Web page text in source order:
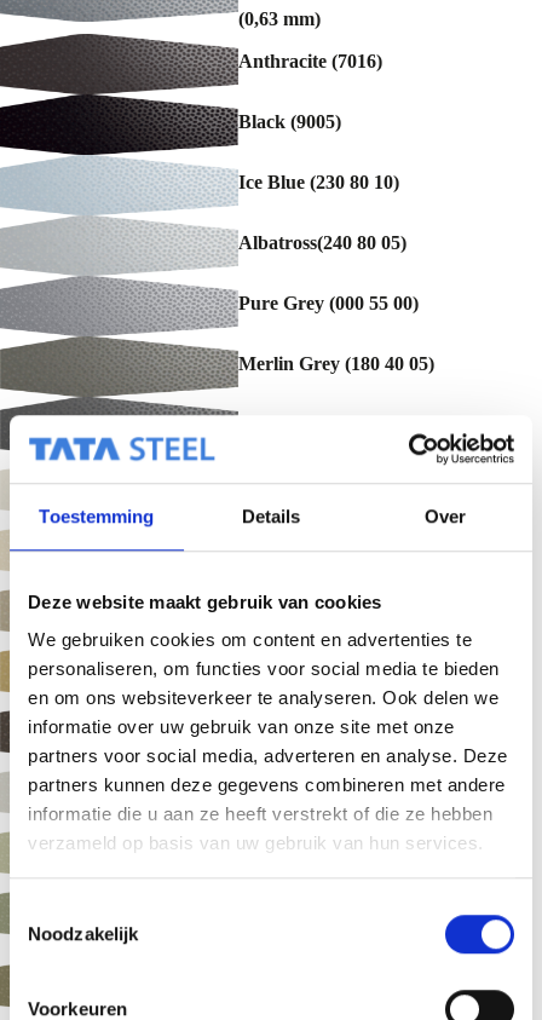
Toestemming Details Over
Deze website maakt gebruik van cookies
We gebruiken cookies om content en advertenties te
personaliseren, om functies voor social media te bieden
en om ons websiteverkeer te analyseren. Ook delen we
informatie over uw gebruik van onze site met onze
partners voor social media, adverteren en analyse. Deze
partners kunnen deze gegevens combineren met andere
informatie die u aan ze heeft verstrekt of die ze hebben
verzameld op basis van uw gebruik van hun services.
o
e
Noodzakelijk
Voorkeuren
(0,63 mm)
Anthracite (7016)
Black (9005)
Ice Blue (230 80 10)
Albatross(240 80 05)
Pure Grey (000 55 00)
Merlin Grey (180 40 05)
Marlstone (1013)
Mushrooom (080 70 10)
Straw (080 70 30)
Mole Brown (070 40 10 )
Hamlet (9002)
Meadowland (100 80 20)